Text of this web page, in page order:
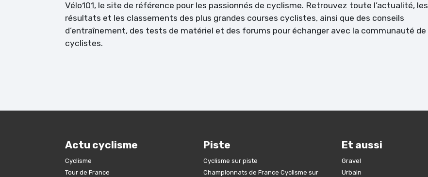
Vélo101, le site de référence pour les passionnés de cyclisme. Retrouvez toute l’actualité, les
résultats et les classements des plus grandes courses cyclistes, ainsi que des conseils
d’entraînement, des tests de matériel et des forums pour échanger avec la communauté de
cyclistes.
Actu cyclisme
Cyclisme
Tour de France
Piste
Cyclisme sur piste
Championnats de France Cyclisme sur
Et aussi
Gravel
Urbain